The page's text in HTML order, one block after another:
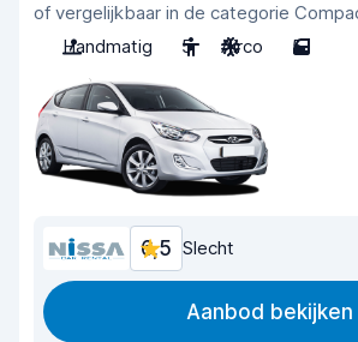
of vergelijkbaar in de categorie
Handmatig
5 Airco 5
6,5 Slecht
Aanbod bekijken